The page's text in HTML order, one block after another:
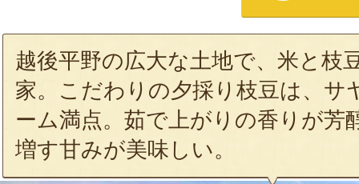
越後平野の広大な土地で、米と枝
家。こだわりの夕採り枝豆は、サ
ーム満点。茹で上がりの香りが芳
増す甘みが美味しい。